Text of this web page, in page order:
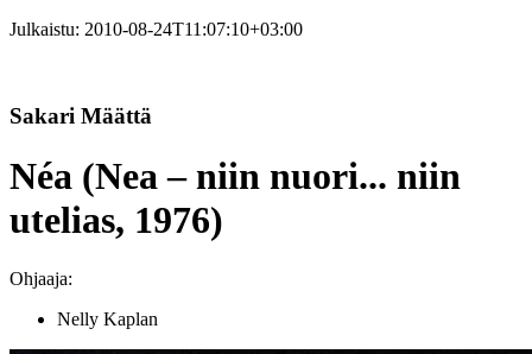
Julkaistu: 2010-08-24T11:07:10+03:00
Sakari Määttä
Néa (Nea – niin nuori... niin
utelias, 1976)
Ohjaaja:
Nelly Kaplan